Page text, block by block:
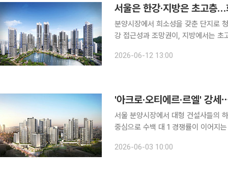
서울은 한강·지방은 초고층
분양시장에서 희소성을 갖춘 단지로
강 접근성과 조망권이, 지방에서는 초
분양 단지 가운데 1순위 청약 경쟁률
2026-06-12 13:00
'아크로·오티에르·르엘' 강
서울 분양시장에서 대형 건설사들의
중심으로 수백 대 1 경쟁률이 이어지
청약 경쟁률 상위 3곳은 모두 10대 건
2026-06-03 10:00